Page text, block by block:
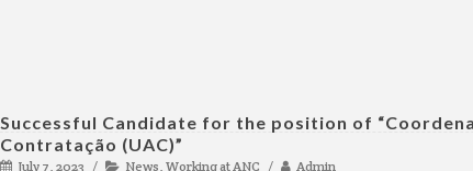
Successful Candidate for the position of
Contratação (UAC)”
July 7, 2023 News Working at ANC Admin